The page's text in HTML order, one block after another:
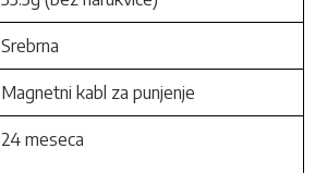
Srebrna
Magnetni kabl za punjenje
24 meseca